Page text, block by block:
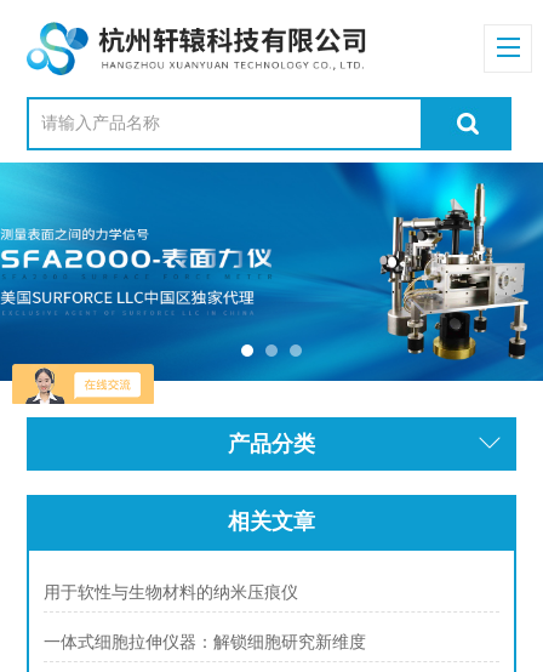
产品分类
相关文章
用于软性与生物材料的纳米压痕仪
一体式细胞拉伸仪器：解锁细胞研究新维度